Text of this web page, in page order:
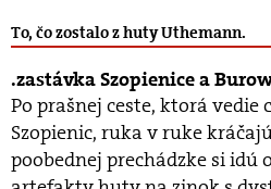
To, čo zostalo z huty Uthemann.
zastávka Szopienice a
Po prašnej ceste, ktorá vedie
Szopienic, ruka v ruke
poobednej prechádzke si idú